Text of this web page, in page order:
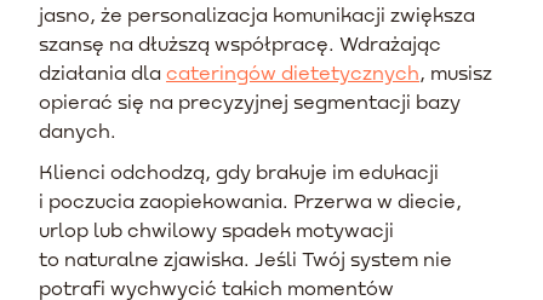
jasno, że personalizacja komunikacji zwiększa
szansę na dłuższą współpracę. Wdrażając
działania dla cateringów dietetycznych, musisz
opierać się na precyzyjnej segmentacji bazy
danych.
Klienci odchodzą, gdy brakuje im edukacji
i poczucia zaopiekowania. Przerwa w diecie,
urlop lub chwilowy spadek motywacji
to naturalne zjawiska. Jeśli Twój system nie
potrafi wychwycić takich momentów